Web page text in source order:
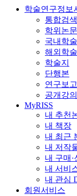
학술연구정보
통합검색
학위논문
국내학
해외학
학술지
단행본
연구보
공개강의
MyRISS
내 추천
내 책장
내 최근
내 저작
내 구매
내 서비
내 관심
회원서비스